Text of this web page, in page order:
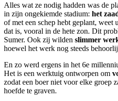
Alles wat ze nodig hadden was de
in zijn ongekiemde stadium: het
of met een schep hebt geplant, weet
dat is, vooral in de hete zon. Dit
Sumer. Ook zij wilden slimmer
hoewel het werk nog steeds
En zo werd ergens in het 6e
Het is een werktuig ontworpen om
zodat een boer niet voor elke groep
hoefde te graven.